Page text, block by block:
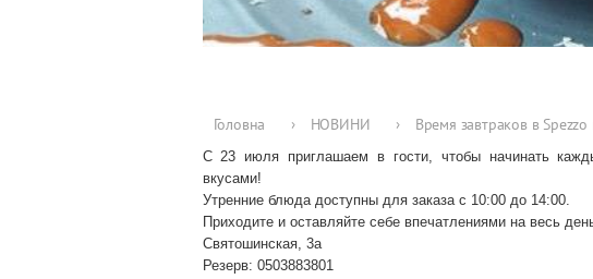
Головна › НОВИНИ › Время завтраков в
С 23 июля приглашаем в гости, чтобы начинать
вкусами!
Утренние блюда доступны для заказа с 10:00 до 14:00.
Приходите и оставляйте себе впечатлениями на весь
Святошинская, 3а
Резерв: 0503883801